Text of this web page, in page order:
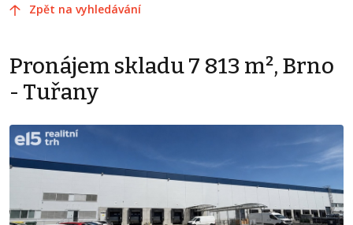
Zpět na vyhledávání
Pronájem skladu 7 813 m², Brno
- Tuřany